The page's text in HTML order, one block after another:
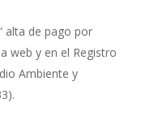
alta de pago por
web y en el Registro
Ambiente y